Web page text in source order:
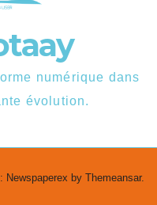
numérique dans
évolution.
Newspaperex by Themeansar.